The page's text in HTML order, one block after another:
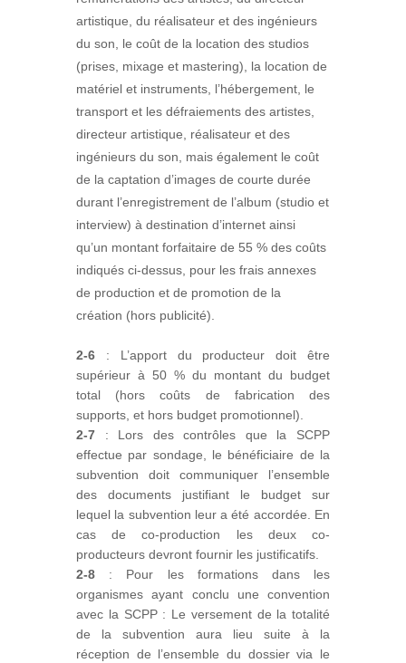
artistique, du réalisateur et des ingénieurs
du son, le coût de la location des studios
(prises, mixage et mastering), la location de
matériel et instruments, l’hébergement, le
transport et les défraiements des artistes,
directeur artistique, réalisateur et des
ingénieurs du son, mais également le coût
de la captation d’images de courte durée
durant l’enregistrement de l’album (studio et
interview) à destination d’internet ainsi
qu’un montant forfaitaire de 55 % des coûts
indiqués ci-dessus, pour les frais annexes
de production et de promotion de la
création (hors publicité).
2-6 : L’apport du producteur doit être
supérieur à 50 % du montant du budget
total (hors coûts de fabrication des
supports, et hors budget promotionnel).
2-7 : Lors des contrôles que la SCPP
effectue par sondage, le bénéficiaire de la
subvention doit communiquer l’ensemble
des documents justifiant le budget sur
lequel la subvention leur a été accordée. En
cas de co-production les deux co-
producteurs devront fournir les justificatifs.
2-8 : Pour les formations dans les
organismes ayant conclu une convention
avec la SCPP : Le versement de la totalité
de la subvention aura lieu suite à la
réception de l’ensemble du dossier via le